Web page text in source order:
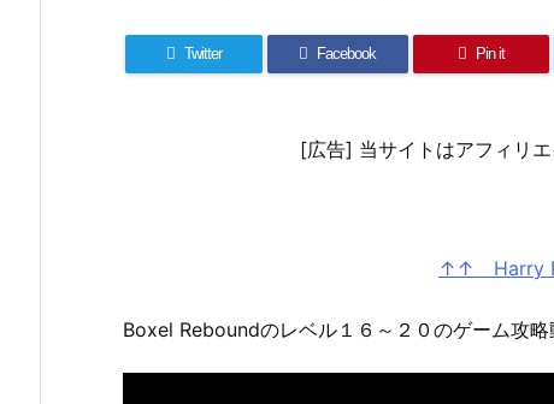
Twitter Facebook Pin it
[広告] 当サイトはアフィリエ
↑↑ Harry
Boxel Reboundのレベル１６～２０のゲーム攻略